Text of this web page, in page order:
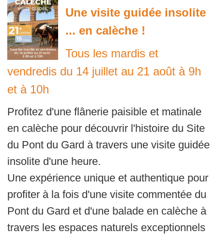
Une visite guidée insolite
... en calèche !
Tous les mardis et
vendredis du 14 juillet au 21 août à 9h
et à 10h
Profitez d'une flânerie paisible et matinale
en calèche pour découvrir l'histoire du Site
du Pont du Gard à travers une visite guidée
insolite d'une heure.
Une expérience unique et authentique pour
profiter à la fois d'une visite commentée du
Pont du Gard et d'une balade en calèche à
travers les espaces naturels exceptionnels